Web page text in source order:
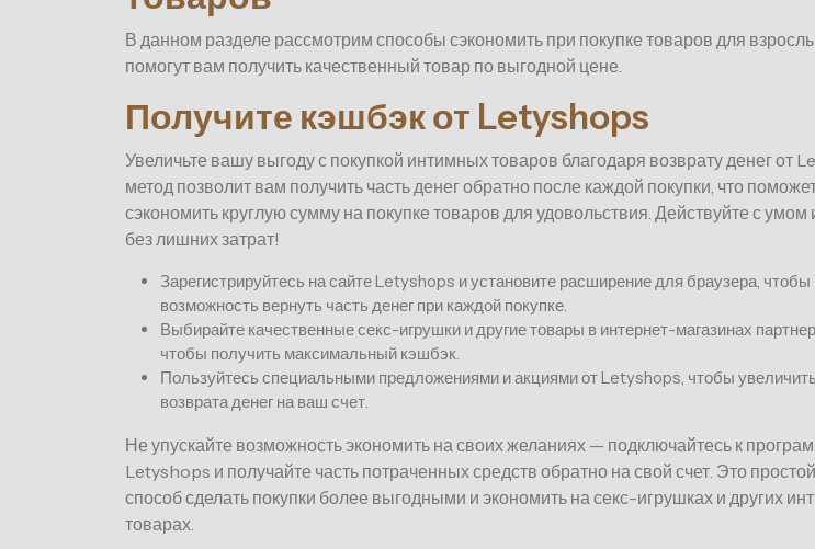
В данном разделе рассмотрим способы сэкономить при покупке товаров для
помогут вам получить качественный товар по выгодной цене.
Получите кэшбэк от Letyshops
Увеличьте вашу выгоду с покупкой интимных товаров благодаря возврату денег от
метод позволит вам получить часть денег обратно после каждой покупки, что
сэкономить круглую сумму на покупке товаров для удовольствия. Действуйте с умом
без лишних затрат!
Зарегистрируйтесь на сайте Letyshops и установите расширение для браузера, чтобы
возможность вернуть часть денег при каждой покупке.
Выбирайте качественные секс-игрушки и другие товары в интернет-магазинах
чтобы получить максимальный кэшбэк.
Пользуйтесь специальными предложениями и акциями от Letyshops, чтобы
возврата денег на ваш счет.
Не упускайте возможность экономить на своих желаниях — подключайтесь к
Letyshops и получайте часть потраченных средств обратно на свой счет. Это
способ сделать покупки более выгодными и экономить на секс-игрушках и других
товарах.